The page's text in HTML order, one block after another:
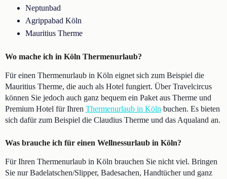
Neptunbad
Agrippabad Köln
Mauritius Therme
Wo mache ich in Köln Thermenurlaub?
Für einen Thermenurlaub in Köln eignet sich zum Beispiel die
Mauritius Therme, die auch als Hotel fungiert. Über Travelcircus
können Sie jedoch auch ganz bequem ein Paket aus Therme und
Premium Hotel für Ihren Thermenurlaub in Köln buchen. Es bieten
sich dafür zum Beispiel die Claudius Therme und das Aqualand an.
Was brauche ich für einen Wellnessurlaub in Köln?
Für Ihren Thermenurlaub in Köln brauchen Sie nicht viel. Bringen
Sie nur Badelatschen/Slipper, Badesachen, Handtücher und ganz